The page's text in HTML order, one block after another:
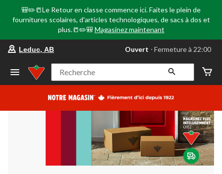
🎒✏️📒Le Retour en classe commence ici. Faites le plein de
fournitures scolaires, d'articles technologiques, de sacs à dos et
plus.📒✏️🎒 Magasinez maintenant
votre
préféré
Leduc,
AB,
courament
Fermeture
à
22:00
cliquer
pour
changer
Leduc, AB Ouvert ⋅ Fermeture à 22:00
Recherche